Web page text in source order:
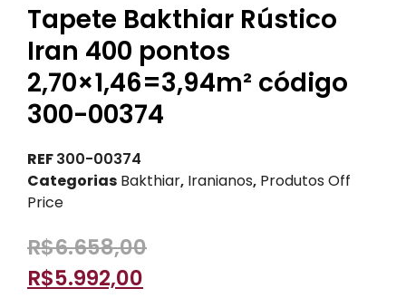
Tapete Bakthiar Rústico
Iran 400 pontos
2,70×1,46=3,94m² código
300-00374
REF300-00374
Categorias Bakthiar, Iranianos, Produtos Off
Price
R$6.658,00
R$5.992,00